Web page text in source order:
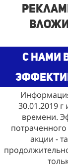
С нами
30.01.2019
времени.
акции -